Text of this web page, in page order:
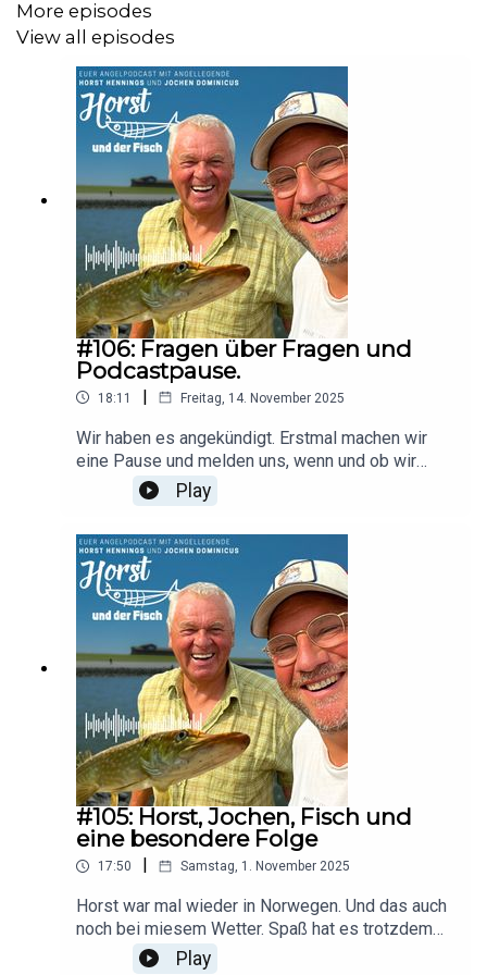
Unterstützt den Podcast und hört ihn ohne Werbung:
https://steadyhq.com/de/horst-und-der-fisch/posts
More episodes
View all episodes
#106: Fragen über Fragen und
Podcastpause.
18:11 | Freitag, 14. November 2025
Wir haben es angekündigt. Erstmal machen wir
eine Pause und melden uns, wenn und ob wir
zurück kommen. Danke bnis hierher für Euro
tolles Feedback. Den feed nicht löschen, wir
melden uns bestimmt wieder.
Play
#105: Horst, Jochen, Fisch und
eine besondere Folge
17:50 | Samstag, 1. November 2025
Horst war mal wieder in Norwegen. Und das auch
noch bei miesem Wetter. Spaß hat es trotzdem
gemacht.
Play